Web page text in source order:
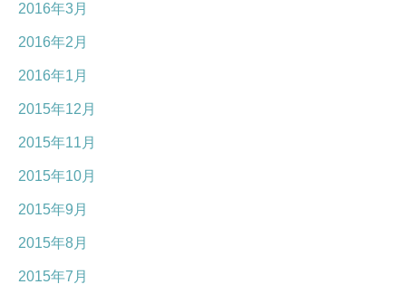
2016年3月
2016年2月
2016年1月
2015年12月
2015年11月
2015年10月
2015年9月
2015年8月
2015年7月